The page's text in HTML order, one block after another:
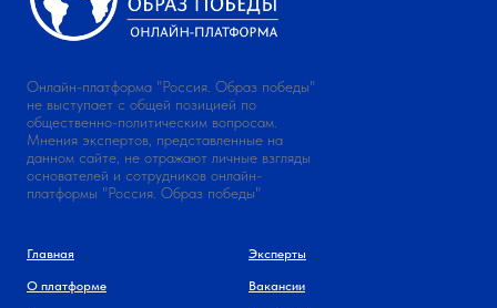
Онлайн-платформа "Россия. Образ победы"
не выступает с общей позицией по
общественно-политическим вопросам.
Мнения экспертов, представленные на
данном сайте, не отражают личные взгляды
основателей и сотрудников онлайн-
платформы "Россия. Образ победы"
Главная
О платформе
Эксперты
Вакансии